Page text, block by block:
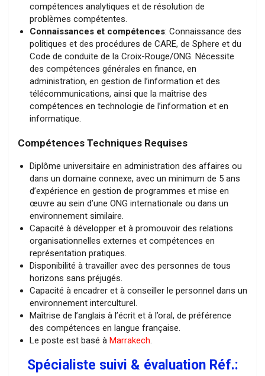
compétences analytiques et de résolution de
problèmes compétentes.
Connaissances et compétences: Connaissance des
politiques et des procédures de CARE, de Sphere et du
Code de conduite de la Croix-Rouge/ONG Nécessite
des compétences générales en finance, en
administration, en gestion de l’information et des
télécommunications, ainsi que la maîtrise des
compétences en technologie de l’information et en
informatique.
Compétences Techniques Requises
Diplôme universitaire en administration des affaires ou
dans un domaine connexe, avec un minimum de 5 ans
d’expérience en gestion de programmes et mise en
œuvre au sein d’une ONG internationale ou dans un
environnement similaire.
Capacité à développer et à promouvoir des relations
organisationnelles externes et compétences en
représentation pratiques.
Disponibilité à travailler avec des personnes de tous
horizons sans préjugés.
Capacité à encadrer et à conseiller le personnel dans un
environnement interculturel.
Maîtrise de l’anglais à l’écrit et à l’oral, de préférence
des compétences en langue française.
Le poste est basé à Marrakech
Spécialiste suivi & évaluation Réf.: